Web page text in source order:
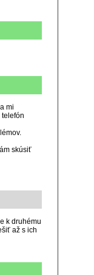
mi
skúsiť
k druhému
až s ich